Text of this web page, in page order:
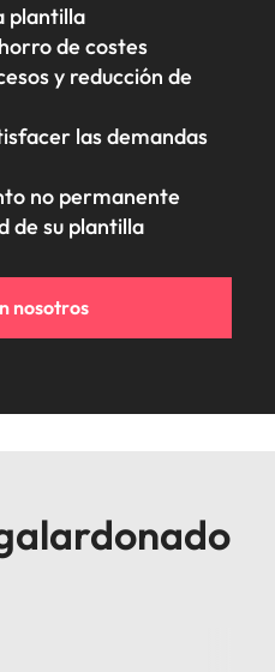
plantilla
de costes
y reducción de
las demandas
no permanente
de su plantilla
nosotros